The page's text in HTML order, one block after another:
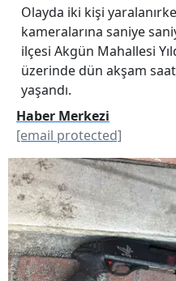
Olayda iki kişi
kameralarına saniye
ilçesi Akgün Mahallesi
üzerinde dün akşam
yaşandı.
Haber Merkezi
[email protected]